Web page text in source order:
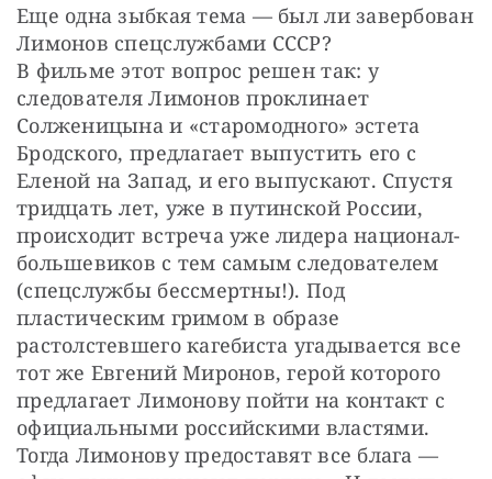
Еще одна зыбкая тема — был ли завербован
Лимонов спецслужбами СССР?
В фильме этот вопрос решен так: у
следователя Лимонов проклинает
Солженицына и «старомодного» эстета
Бродского, предлагает выпустить его с
Еленой на Запад, и его выпускают. Спустя
тридцать лет, уже в путинской России,
происходит встреча уже лидера национал-
большевиков с тем самым следователем
(спецслужбы бессмертны!). Под
пластическим гримом в образе
растолстевшего кагебиста угадывается все
тот же Евгений Миронов, герой которого
предлагает Лимонову пойти на контакт с
официальными российскими властями.
Тогда Лимонову предоставят все блага —